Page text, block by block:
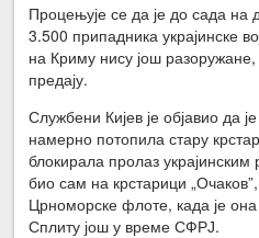
Процењује се да је до сада на
3.500 припадника украјинске
на Криму нису још
предају.
Службени Кијев је објавио да
намерно потопила стару
блокирала пролаз
био сам на крстарици
Црноморске флоте, када је
Сплиту још у време СФРЈ.